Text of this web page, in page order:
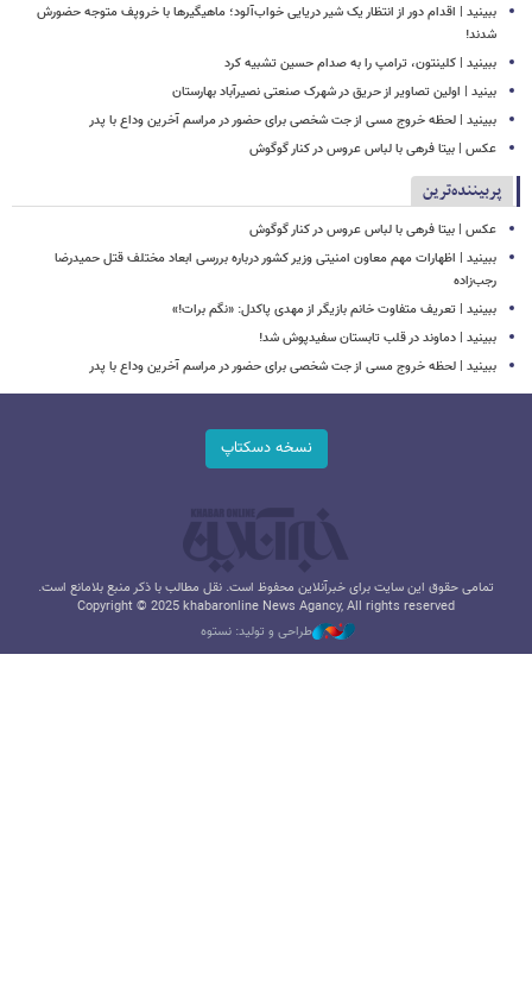
ببینید | اقدام دور از انتظار یک شیر دریایی خواب‌آلود؛ ماهیگیرها با خروپف متوجه حضورش
شدند!
ببینید | کلینتون، ترامپ را به صدام حسین تشبیه کرد
بینید | اولین تصاویر از حریق در شهرک صنعتی نصیرآباد بهارستان
ببینید | لحظه خروج مسی از جت شخصی برای حضور در مراسم آخرین وداع با پدر
عکس | بیتا فرهی با لباس عروس در کنار گوگوش
پربیننده‌ترین
عکس | بیتا فرهی با لباس عروس در کنار گوگوش
ببینید | اظهارات مهم معاون امنیتی وزیر کشور درباره بررسی ابعاد مختلف قتل حمیدرضا
رجب‌زاده
ببینید | تعریف متفاوت خانم بازیگر از مهدی پاکدل: «نگم برات!»
ببینید | دماوند در قلب تابستان سفیدپوش شد!
ببینید | لحظه خروج مسی از جت شخصی برای حضور در مراسم آخرین وداع با پدر
نسخه دسکتاپ
تمامی حقوق این سایت برای خبرآنلاین محفوظ است. نقل مطالب با ذکر منبع بلامانع است.
Copyright © 2025 khabaronline News Agancy, All rights reserved
طراحی و تولید: نستوه